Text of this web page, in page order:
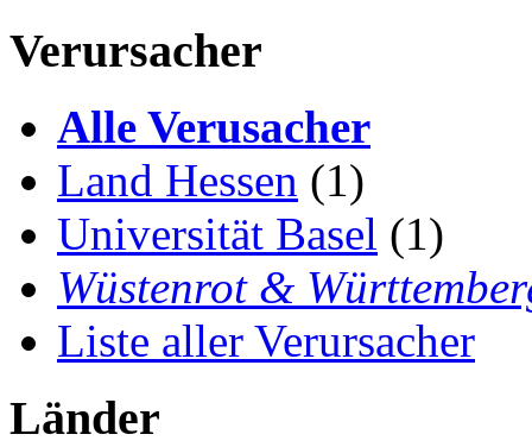
Verursacher
Alle Verusacher
Land Hessen (1)
Universität Basel (1)
Wüstenrot &
Liste aller Verursacher
Länder